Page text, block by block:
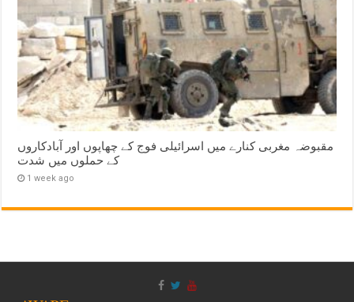
مقبوضہ مغربی کنارے میں اسرائیلی فوج کے چھاپوں اور آبادکاروں
کے حملوں میں شدت
1 week ago